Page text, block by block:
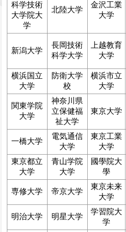
科学技術
大学院大
学
北陸大学
金沢工業
大学
新潟大学
長岡技術
科学大学
上越教育
大学
横浜国立
大学
防衛大学
校
横浜市立
大学
関東学院
大学
神奈川県
立保健福
祉大学
東京大学
一橋大学
電気通信
大学
東京工業
大学
東京都立
大学
青山学院
大学
國學院大
學
専修大学 帝京大学
東京未来
大学
明治大学 明星大学
学習院大
学